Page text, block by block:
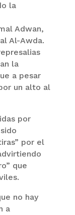
la
Adwan,
Al-Awda.
la
a pesar
un alto al
por
por el
que
no hay
a